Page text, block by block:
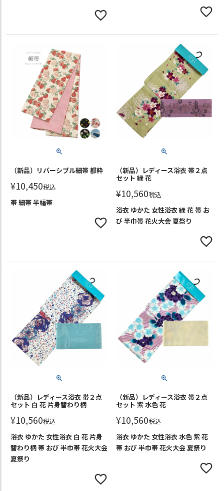
（新品）リバーシブル細帯 都粋
¥10,450税込
帯 細帯 半幅帯
（新品）レディース浴衣 帯２点
セット 緑 花
¥10,560税込
浴衣 ゆかた 女性浴衣 緑 花 帯 お
び 半巾帯 花火大会 夏祭り
（新品）レディース浴衣 帯２点
セット 白 花 片身替わり柄
¥10,560税込
浴衣 ゆかた 女性浴衣 白 花 片身
替わり柄 帯 おび 半巾帯 花火大会
夏祭り
（新品）レディース浴衣 帯２点
セット 紫 水色 花
¥10,560税込
浴衣 ゆかた 女性浴衣 水色 紫 花
帯 おび 半巾帯 花火大会 夏祭り